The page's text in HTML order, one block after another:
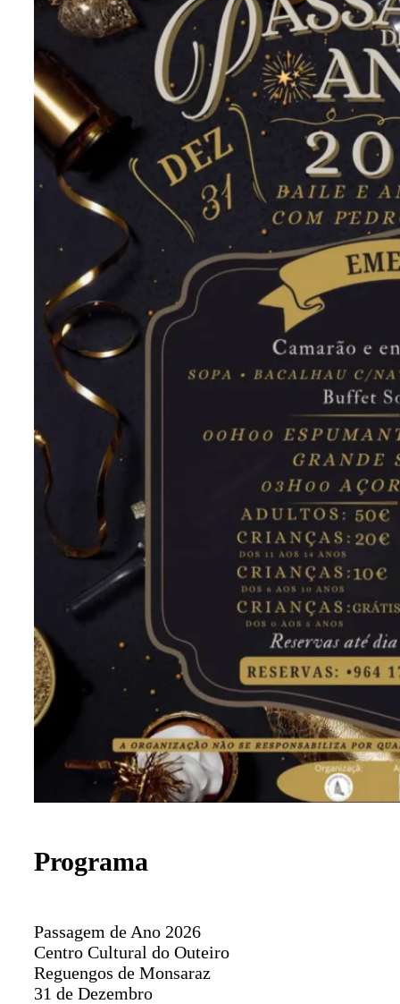
Programa
Passagem de Ano 2026
Centro Cultural do Outeiro
Reguengos de Monsaraz
31 de Dezembro